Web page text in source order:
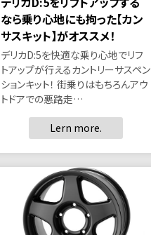
なら乗り心地にも拘った【カン
サスキット】がオススメ！
デリカD:5を快適な乗り心地でリフ
トアップが行えるカントリーサスペン
ションキット！ 街乗りはもちろんアウ
トドアでの悪路走…
Lern more.